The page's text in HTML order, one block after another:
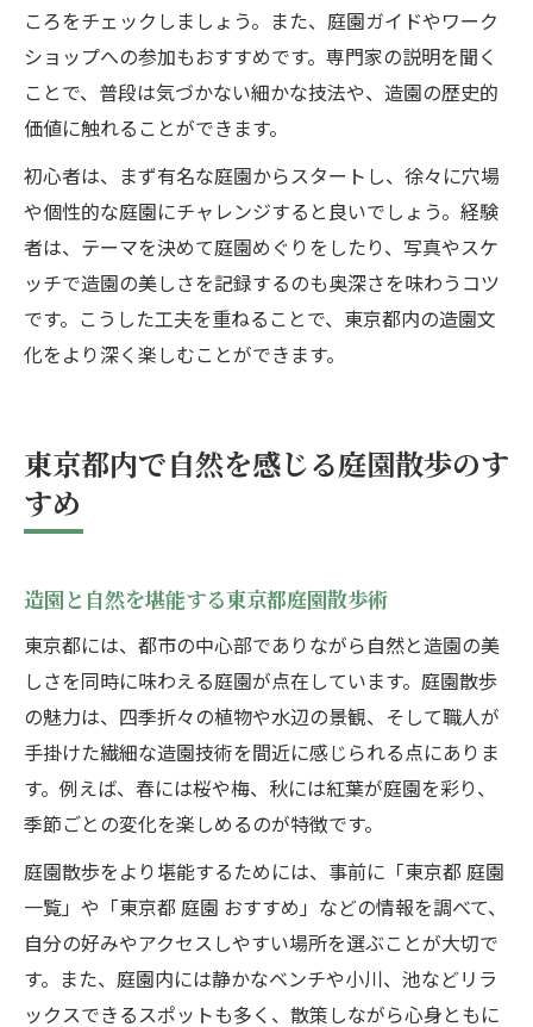
ころをチェックしましょう。また、庭園ガイドやワーク
ショップへの参加もおすすめです。専門家の説明を聞く
ことで、普段は気づかない細かな技法や、造園の歴史的
価値に触れることができます。
初心者は、まず有名な庭園からスタートし、徐々に穴場
や個性的な庭園にチャレンジすると良いでしょう。経験
者は、テーマを決めて庭園めぐりをしたり、写真やスケ
ッチで造園の美しさを記録するのも奥深さを味わうコツ
です。こうした工夫を重ねることで、東京都内の造園文
化をより深く楽しむことができます。
東京都内で自然を感じる庭園散歩のす
すめ
造園と自然を堪能する東京都庭園散歩術
東京都には、都市の中心部でありながら自然と造園の美
しさを同時に味わえる庭園が点在しています。庭園散歩
の魅力は、四季折々の植物や水辺の景観、そして職人が
手掛けた繊細な造園技術を間近に感じられる点にありま
す。例えば、春には桜や梅、秋には紅葉が庭園を彩り、
季節ごとの変化を楽しめるのが特徴です。
庭園散歩をより堪能するためには、事前に「東京都 庭園
一覧」や「東京都 庭園 おすすめ」などの情報を調べて、
自分の好みやアクセスしやすい場所を選ぶことが大切で
す。また、庭園内には静かなベンチや小川、池などリラ
ックスできるスポットも多く、散策しながら心身ともに